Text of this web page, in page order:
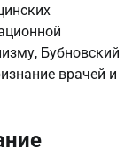
Бубновский
врачей и